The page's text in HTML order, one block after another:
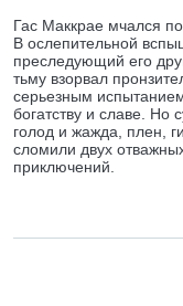
Гас Маккрае мчался
В ослепительной
преследующий его
тьму взорвал
серьезным
богатству и славе. Но
голод и жажда, плен,
сломили двух
приключений.